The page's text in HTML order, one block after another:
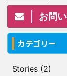
お問
カテゴリー
Stories (2)